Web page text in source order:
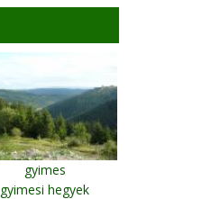
gyimes
gyimesi hegyek